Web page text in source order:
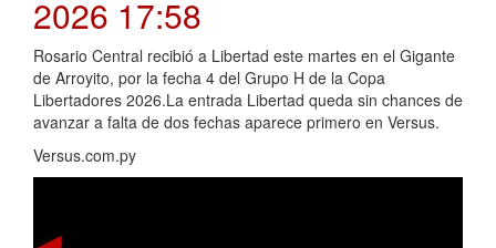
2026 17:58
Rosario Central recibió a Libertad este martes en el Gigante
de Arroyito, por la fecha 4 del Grupo H de la Copa
Libertadores 2026.La entrada Libertad queda sin chances de
avanzar a falta de dos fechas aparece primero en Versus.
Versus.com.py